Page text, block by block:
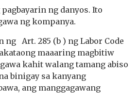
ng danyos. Ito
ng kompanya.
ng Art. 285 (b ) ng Labor Code
maaaring magbitiw
kahit walang tamang abiso
binigay sa kanyang
ang manggagawang